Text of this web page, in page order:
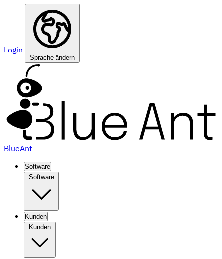
Login
Sprache ändern
BlueAnt
Software
Software
Kunden
Kunden